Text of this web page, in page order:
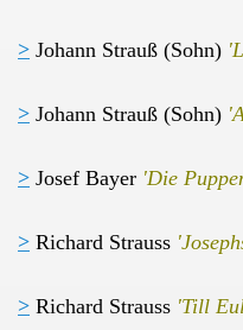
> Johann Strauß (Sohn)
> Johann Strauß (Sohn)
> Josef Bayer 'Die
> Richard Strauss
> Richard Strauss 'Till